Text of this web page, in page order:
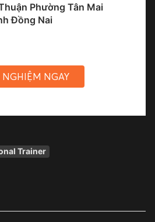
Phường Tân Mai
Đồng Nai
NGHIỆM NGAY
Trainer